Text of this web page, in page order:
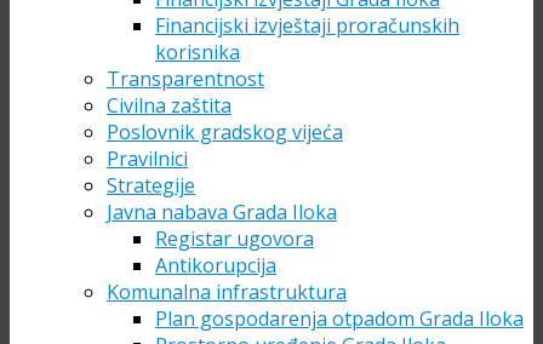
Financijski izvještaji proračunskih
korisnika
Transparentnost
Civilna zaštita
Poslovnik gradskog vijeća
Pravilnici
Strategije
Javna nabava Grada Iloka
Registar ugovora
Antikorupcija
Komunalna infrastruktura
Plan gospodarenja otpadom Grada Iloka